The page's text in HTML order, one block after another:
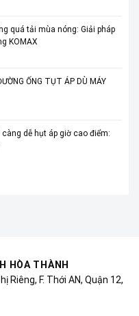
quá tải mùa nóng: Giải pháp
KOMAX
ỐNG TỤT ÁP DÙ MÁY
dễ hụt áp giờ cao điểm:
HÒA THÀNH
Riêng, F. Thới AN, Quận 12,